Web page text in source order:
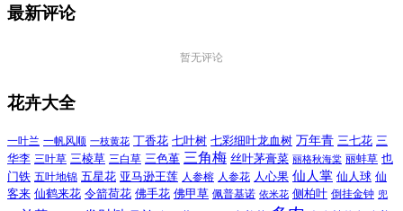
最新评论
暂无评论
花卉大全
一叶兰 一帆风顺 一枝黄花 丁香花 七叶树 七彩细叶龙血树 万年青 三七花 三
华李 三叶草 三棱草 三白草 三色堇 三角梅 丝叶茅膏菜 丽格秋海棠 丽蚌草 也
门铁 五叶地锦 五星花 亚马逊王莲 人参榕 人参花 人心果 仙人掌 仙人球 仙
客来 仙鹤来花 令箭荷花 佛手花 佛甲草 佩普基诺 依米花 侧柏叶 倒挂金钟 兜